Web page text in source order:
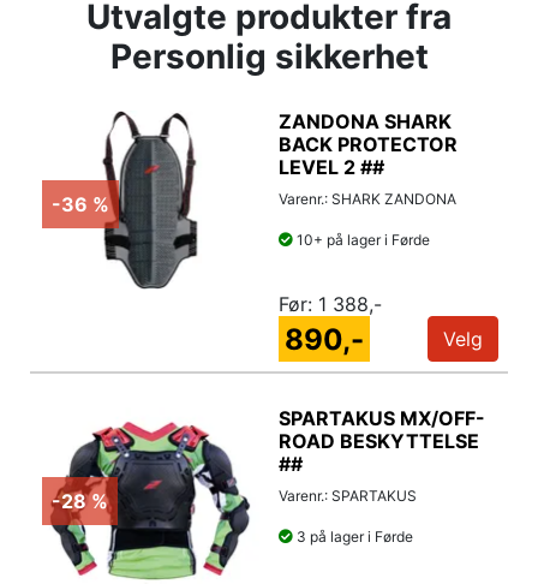
Utvalgte produkter fra
Personlig sikkerhet
-36 %
ZANDONA SHARK
BACK PROTECTOR
LEVEL 2 ##
Varenr.: SHARK ZANDONA
10+ på lager i Førde
Før: 1 388,-
890,- Velg
-28 %
SPARTAKUS MX/OFF-
ROAD BESKYTTELSE
##
Varenr.: SPARTAKUS
3 på lager i Førde